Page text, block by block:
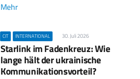
Mehr
CIT INTERNATIONAL 30. Juli 2026
Starlink im Fadenkreuz: Wie
lange hält der ukrainische
Kommunikationsvorteil?